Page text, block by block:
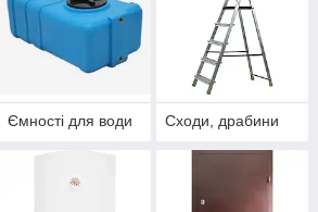
Ємності для води Сходи, драбини